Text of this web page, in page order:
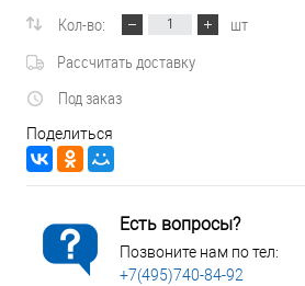
Кол-во:
шт
Рассчитать доставку
Под заказ
Поделиться
Есть вопросы?
Позвоните нам по тел:
+7(495)740-84-92